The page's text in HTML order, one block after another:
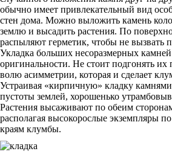
обычно имеет привлекательный вид
стен дома. Можно выложить камень
землю и высадить растения. По
распыляют герметик, чтобы не вызвать
Укладка больших несоразмерных
оригинальности. Не стоит подгонять их
волю асимметрии, которая и сделает
Устраивая «кирпичную» кладку
пустоты землей, хорошенько
Растения высаживают по обеим
располагая высокорослые экземпляры
краям клумбы.